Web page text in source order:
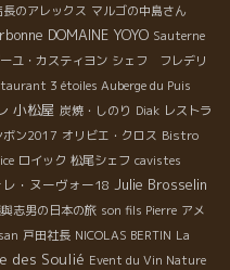
のアレックス マルゴの中島さん
DOMAINE YOYO Sauterne
ユ・カスティヨン シェフ フレデリ
3 étoiles Auberge du Puis
小松屋 炭焼・しのり Diak レストラ
ボン2017 オリビエ・クロス Bistro
ロイック 松尾シェフ cavistes
レ・ヌーヴォー18 Julie Brosselin
志男の日本の旅 son fils Pierre アメ
戸田社長 NICOLAS BERTIN La
des Soulié Event du Vin Nature